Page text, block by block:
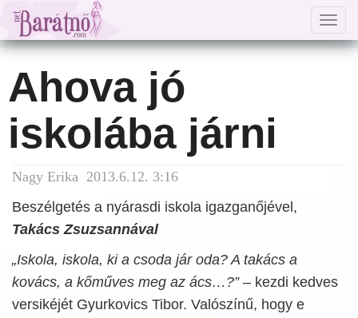
Ahova jó
iskolába járni
Nagy Erika 2013.6.12. 3:16
Beszélgetés a nyárasdi iskola igazganőjével,
Takács Zsuzsannával
„Iskola, iskola, ki a csoda jár oda? A takács a
kovács, a kőműves meg az ács…?”– kezdi kedves
versikéjét Gyurkovics Tibor. Valószínű, hogy e